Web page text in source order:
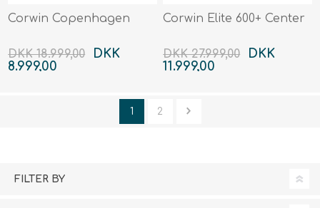
Corwin Copenhagen
DKK 18.999,00
DKK
8.999,00
Corwin Elite 600+ Center
DKK 27.999,00
DKK
11.999,00
1 2
FILTER BY